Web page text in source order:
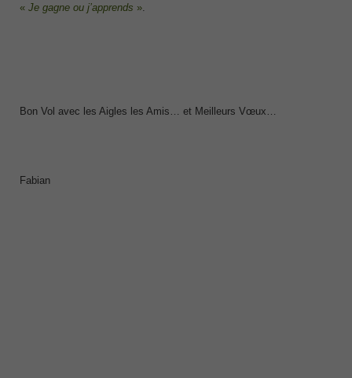
« Je gagne ou j’apprends »
Bon Vol avec les Aigles les Amis… et Meilleurs Vœux…
Fabian